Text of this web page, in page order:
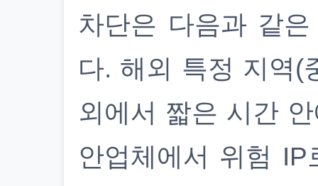
차단은 다음과 같
다. 해외 특정 지역(
외에서 짧은 시간
안업체에서 위험